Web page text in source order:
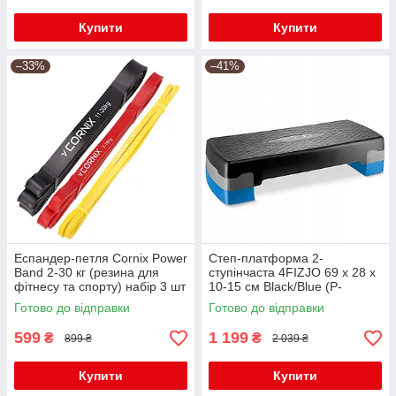
Купити Купити
–33%
Еспандер-петля Cornix Power
Band 2-30 кг (резина для
фітнесу та спорту) набір 3 шт
XR-0090
Готово до відправки
599 ₴ 899 ₴
Купити
–41%
Степ-платформа 2-
ступінчаста 4FIZJO 69 х 28 х
10-15 см Black/Blue (P-
5907222931370)
Готово до відправки
1 199 ₴ 2 039 ₴
Купити